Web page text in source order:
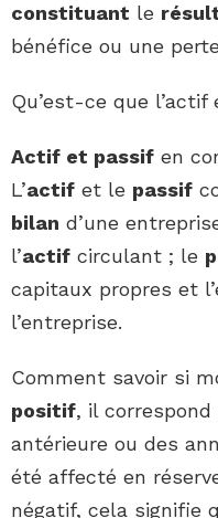
constituant le
bénéfice ou une
Qu’est-ce que
Actif et passif en
L’actif et le passif
bilan d’une
l’actif circulant ; le
capitaux propres et
l’entreprise.
Comment savoir si
positif, il correspond
antérieure ou des
été affecté en
négatif, cela signifie